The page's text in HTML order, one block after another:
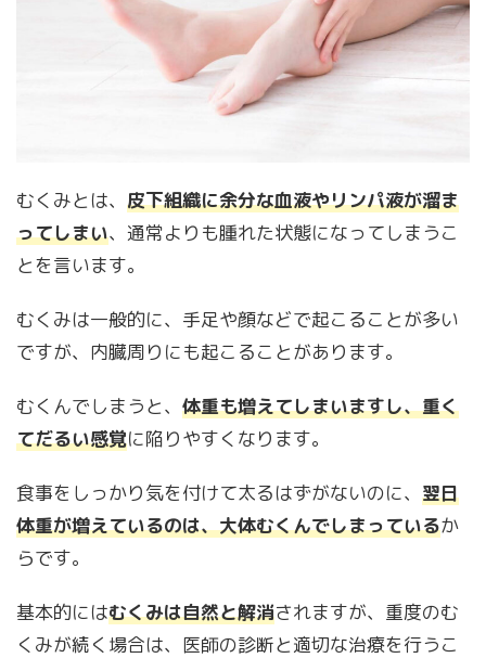
むくみとは、 皮下組織に余分な血液やリンパ液が溜ま
ってしまい、通常よりも腫れた状態になってしまうこ
とを言います。
むくみは一般的に、手足や顔などで起こることが多い
ですが、内臓周りにも起こることがあります。
むくんでしまうと、 体重も増えてしまいますし、重く
てだるい感覚に陥りやすくなります。
食事をしっかり気を付けて太るはずがないのに、 翌日
体重が増えているのは、大体むくんでしまっているか
らです。
基本的にはむくみは自然と解消されますが、重度のむ
くみが続く場合は、医師の診断と適切な治療を行うこ